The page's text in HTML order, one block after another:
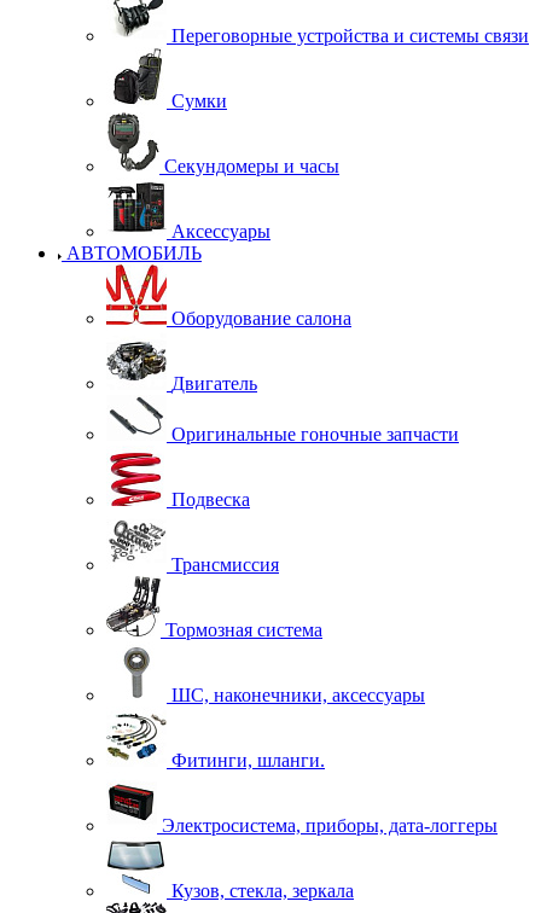
Переговорные устройства и системы связи
Сумки
Секундомеры и часы
Аксессуары
АВТОМОБИЛЬ
Оборудование салона
Двигатель
Оригинальные гоночные запчасти
Подвеска
Трансмиссия
Тормозная система
ШС, наконечники, аксессуары
Фитинги, шланги.
Электросистема, приборы, дата-логгеры
Кузов, стекла, зеркала